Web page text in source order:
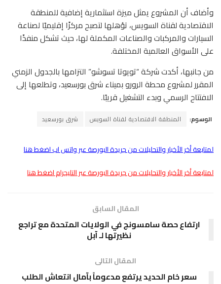
وأضاف أن المشروع يمثل ميزة استثمارية إضافية للمنطقة
الاقتصادية لقناة السويس، تؤهلها لتصبح مركزًا إقليميًا لصناعة
السيارات والمركبات والصناعات المكملة لها، حيث تشكل منفذًا
على الأسواق العالمية المختلفة.
من جانبها، أكدت شركة “تويوتا تسوشو” التزامها بالجدول الزمني
المقرر لمشروع محطة الرورو بميناء شرق بورسعيد، وتطلعها إلى
الافتتاح الرسمي وبدء التشغيل قريبًا.
الوسوم: المنطقة الاقتصادية لقناة السويس شرق بورسعيد
لمتابعة أخر الأخبار والتحليلات من جريدة البورصة عبر واتس اب اضغط هنا
لمتابعة أخر الأخبار والتحليلات من جريدة البورصة عبر التليجرام اضغط هنا
المقال السابق
ارتفاع حصة سامسونج في الولايات المتحدة مع تراجع
نظيرتها لـ آبل
المقال التالى
سعر خام الحديد يرتفع مدعوماً بآمال انتعاش الطلب